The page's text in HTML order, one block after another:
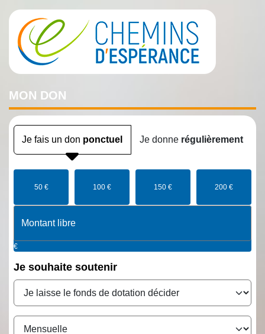
MON DON
Je fais un don ponctuel Je donne régulièrement
50 € 100 € 150 € 200 €
€
Je souhaite soutenir